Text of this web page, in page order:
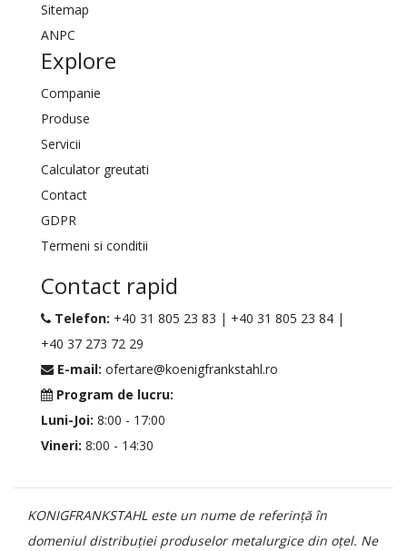
Sitemap
ANPC
Explore
Companie
Produse
Servicii
Calculator greutati
Contact
GDPR
Termeni si conditii
Contact rapid
Telefon: +40 31 805 23 83 | +40 31 805 23 84 |
+40 37 273 72 29
E-mail: ofertare@koenigfrankstahl.ro
Program de lucru:
Luni-Joi: 8:00 - 17:00
Vineri: 8:00 - 14:30
KONIGFRANKSTAHL este un nume de referință în
domeniul distribuției produselor metalurgice din oțel. Ne